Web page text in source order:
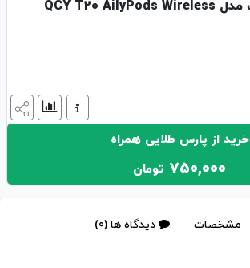
هندزفری بلوتوث مدل QCY T20 AilyPods Wireless
خرید از پارس طلایی همراه
750,000 تومان
مشخصات دیدگاه ها (0)